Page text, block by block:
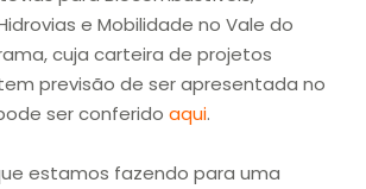
e Mobilidade no Vale do
cuja carteira de projetos
previsão de ser apresentada no
ser conferido aqui.
estamos fazendo para uma